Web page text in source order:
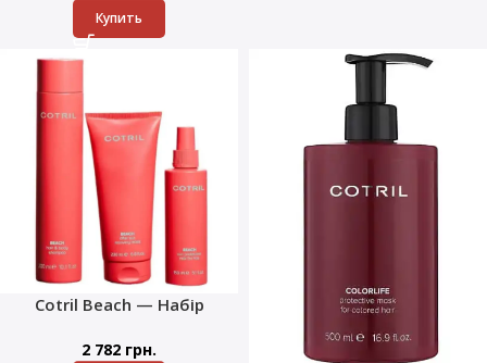
Купить
Cotril Beach — Набір
2 782 грн.